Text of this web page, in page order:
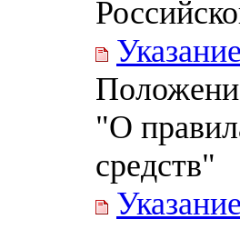
"О
средств"